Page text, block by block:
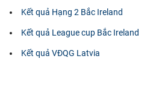
Kết quả Hạng 2 Bắc Ireland
Kết quả League cup Bắc Ireland
Kết quả VĐQG Latvia